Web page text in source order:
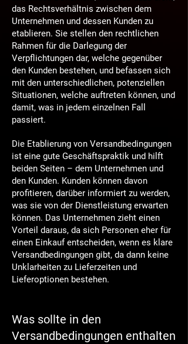
das Rechtsverhältnis zwischen dem
Unternehmen und dessen Kunden zu
etablieren. Sie stellen den rechtlichen
Rahmen für die Darlegung der
Verpflichtungen dar, welche gegenüber
den Kunden bestehen, und befassen sich
mit den unterschiedlichen, potenziellen
Situationen, welche auftreten können, und
damit, was in jedem einzelnen Fall
passiert.
Die Etablierung von Versandbedingungen
ist eine gute Geschäftspraktik und hilft
beiden Seiten – dem Unternehmen und
den Kunden. Kunden können davon
profitieren, darüber informiert zu werden,
was sie von der Dienstleistung erwarten
können. Das Unternehmen zieht einen
Vorteil daraus, da sich Personen eher für
einen Einkauf entscheiden, wenn es klare
Versandbedingungen gibt, da dann keine
Unklarheiten zu Lieferzeiten und
Lieferoptionen bestehen.
Was sollte in den
Versandbedingungen enthalten